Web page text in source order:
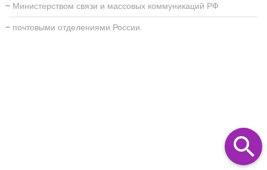
− Министерством связи и массовых коммуникаций РФ
− почтовыми отделениями России.